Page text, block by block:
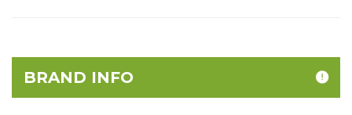
BRAND INFO